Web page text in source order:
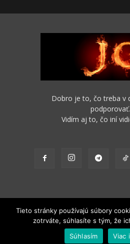
Dobro je to, čo treba v
Vidím aj to, čo iní
2012 - 2022 Obsah stránok je možné s
zdroj ďalej
Tieto stránky používajú súbory
zotrváte, súhlasíte s tým, že
Súhlasím
Viac